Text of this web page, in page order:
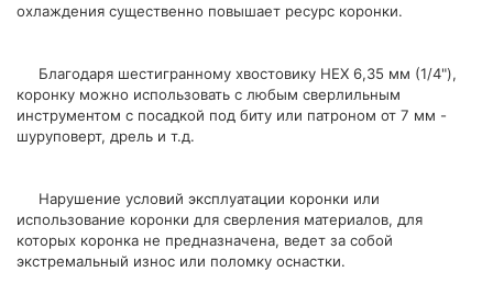
охлаждения существенно повышает ресурс коронки.
Благодаря шестигранному хвостовику НЕХ 6,35 мм (1/4"),
коронку можно использовать с любым сверлильным
инструментом с посадкой под биту или патроном от 7 мм -
шуруповерт, дрель и т.д.
Нарушение условий эксплуатации коронки или
использование коронки для сверления материалов, для
которых коронка не предназначена, ведет за собой
экстремальный износ или поломку оснастки.